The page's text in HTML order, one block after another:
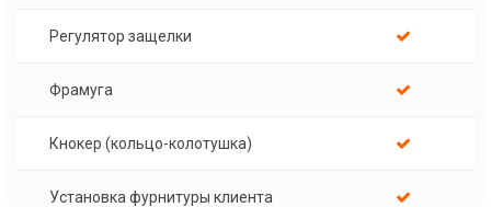
Регулятор защелки
Фрамуга
Кнокер (кольцо-колотушка)
Установка фурнитуры клиента